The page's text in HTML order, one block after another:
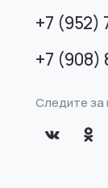
+7 (952)
+7 (908)
Следите за